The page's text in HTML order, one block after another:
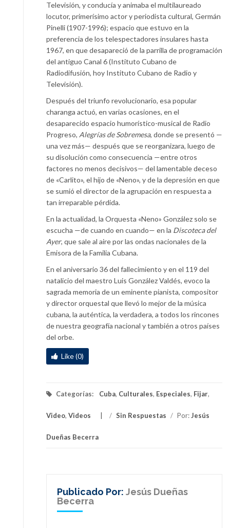
Televisión, y conducía y animaba el multilaureado
locutor, primerísimo actor y periodista cultural, Germán
Pinelli (1907-1996); espacio que estuvo en la
preferencia de los telespectadores insulares hasta
1967, en que desapareció de la parrilla de programación
del antiguo Canal 6 (Instituto Cubano de
Radiodifusión, hoy Instituto Cubano de Radio y
Televisión).
Después del triunfo revolucionario, esa popular
charanga actuó, en varias ocasiones, en el
desaparecido espacio humorístico-musical de Radio
Progreso, Alegrías de Sobremesa, donde se presentó —
una vez más— después que se reorganizara, luego de
su disolución como consecuencia —entre otros
factores no menos decisivos— del lamentable deceso
de «Carlito», el hijo de «Neno», y de la depresión en que
se sumió el director de la agrupación en respuesta a
tan irreparable pérdida.
En la actualidad, la Orquesta «Neno» González solo se
escucha —de cuando en cuando— en la Discoteca del
Ayer, que sale al aire por las ondas nacionales de la
Emisora de la Familia Cubana.
En el aniversario 36 del fallecimiento y en el 119 del
natalicio del maestro Luis González Valdés, evoco la
sagrada memoria de un eminente pianista, compositor
y director orquestal que llevó lo mejor de la música
cubana, la auténtica, la verdadera, a todos los rincones
de nuestra geografía nacional y también a otros países
del orbe.
Like (0)
Categorías: Cuba, Culturales, Especiales, Fijar,
Video, Videos / Sin Respuestas / Por:Jesús
Dueñas Becerra
Publicado Por: Jesús Dueñas
Becerra